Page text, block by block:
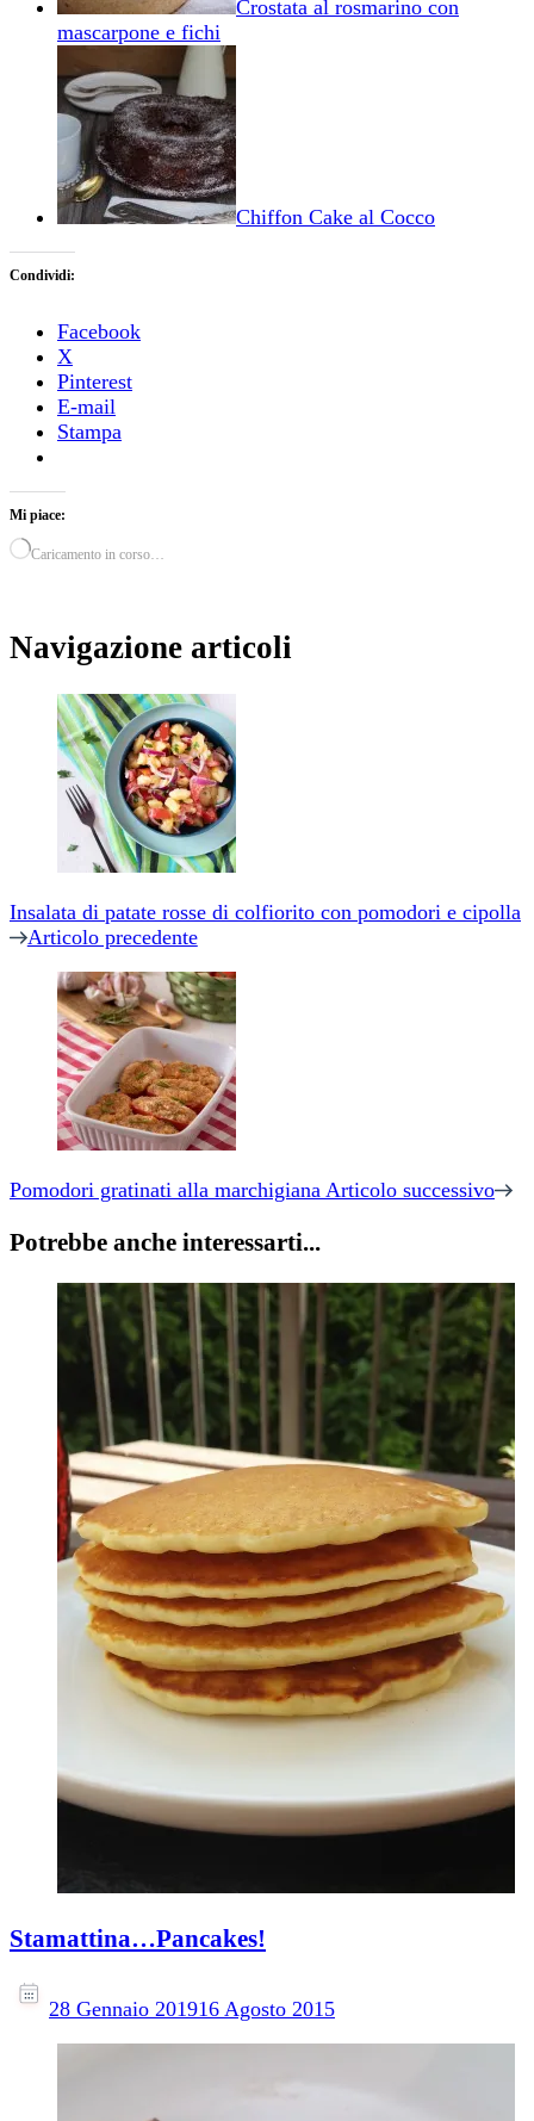
Crostata al rosmarino con
mascarpone e fichi
Chiffon Cake al Cocco
Condividi:
Facebook
X
Pinterest
E-mail
Stampa
Mi piace:
Caricamento in corso…
Navigazione articoli
Insalata di patate rosse di colfiorito con pomodori e cipolla
Articolo precedente
Pomodori gratinati alla marchigiana Articolo successivo
Potrebbe anche interessarti...
Stamattina…Pancakes!
28 Gennaio 201916 Agosto 2015